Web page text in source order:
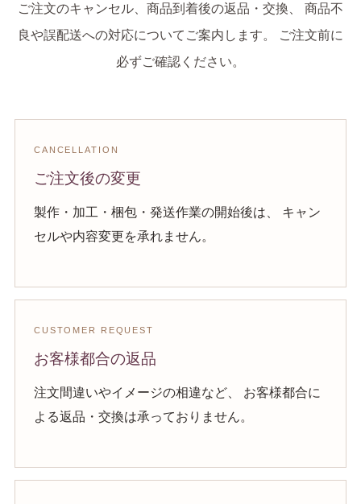
ご注文のキャンセル、商品到着後の返品・交換、 商品不
良や誤配送への対応についてご案内します。 ご注文前に
必ずご確認ください。
CANCELLATION
ご注文後の変更
製作・加工・梱包・発送作業の開始後は、 キャン
セルや内容変更を承れません。
CUSTOMER REQUEST
お客様都合の返品
注文間違いやイメージの相違など、 お客様都合に
よる返品・交換は承っておりません。